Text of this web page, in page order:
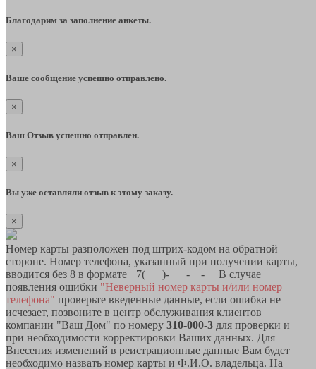
Благодарим за заполнение анкеты.
×
Ваше сообщение успешно отправлено.
×
Ваш Отзыв успешно отправлен.
×
Вы уже оставляли отзыв к этому заказу.
×
Номер карты разположен под штрих-кодом на обратной
стороне. Номер телефона, указанный при получении карты,
вводится без 8 в формате +7(___)-___-__-__ В случае
появления ошибки "Неверный номер карты и/или номер
телефона" проверьте введенные данные, если ошибка не
исчезает, позвоните в центр обслуживания клиентов
компании "Ваш Дом" по номеру 310-000-3 для проверки и
при необходимости корректировки Ваших данных. Для
Внесения изменений в реистрационные данные Вам будет
необходимо назвать номер карты и Ф.И.О. владельца. На